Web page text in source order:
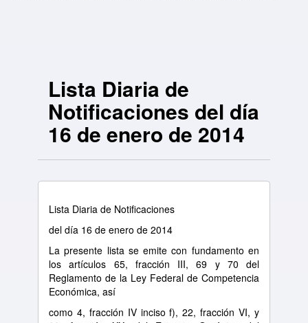
Lista Diaria de
Notificaciones del día
16 de enero de 2014
Lista Diaria de Notificaciones
del día 16 de enero de 2014
La presente lista se emite con fundamento en
los artículos 65, fracción III, 69 y 70 del
Reglamento de la Ley Federal de Competencia
Económica, así
como 4, fracción IV inciso f), 22, fracción VI, y